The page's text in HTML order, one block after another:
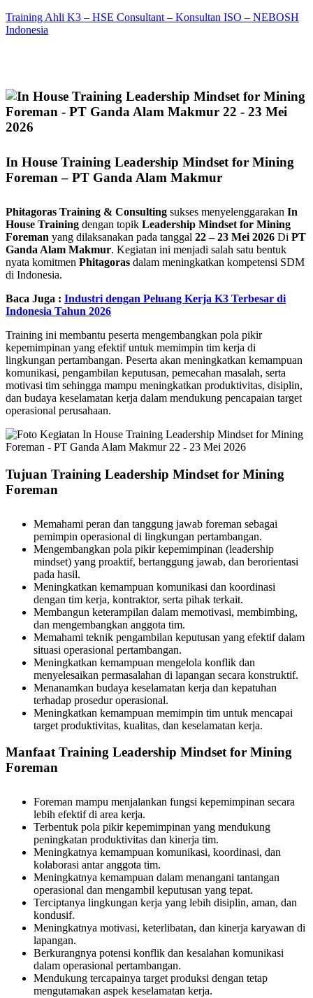
Training Ahli K3 – HSE Consultant – Konsultan ISO – NEBOSH
Indonesia
In House Training Leadership Mindset for Mining
Foreman – PT Ganda Alam Makmur
Phitagoras Training & Consulting sukses menyelenggarakan In
House Training dengan topik Leadership Mindset for Mining
Foreman yang dilaksanakan pada tanggal 22 – 23 Mei 2026 Di PT
Ganda Alam Makmur. Kegiatan ini menjadi salah satu bentuk
nyata komitmen Phitagoras dalam meningkatkan kompetensi SDM
di Indonesia.
Baca Juga : Industri dengan Peluang Kerja K3 Terbesar di
Indonesia Tahun 2026
Training ini membantu peserta mengembangkan pola pikir
kepemimpinan yang efektif untuk memimpin tim kerja di
lingkungan pertambangan. Peserta akan meningkatkan kemampuan
komunikasi, pengambilan keputusan, pemecahan masalah, serta
motivasi tim sehingga mampu meningkatkan produktivitas, disiplin,
dan budaya keselamatan kerja dalam mendukung pencapaian target
operasional perusahaan.
Tujuan Training Leadership Mindset for Mining
Foreman
Memahami peran dan tanggung jawab foreman sebagai
pemimpin operasional di lingkungan pertambangan.
Mengembangkan pola pikir kepemimpinan (leadership
mindset) yang proaktif, bertanggung jawab, dan berorientasi
pada hasil.
Meningkatkan kemampuan komunikasi dan koordinasi
dengan tim kerja, kontraktor, serta pihak terkait.
Membangun keterampilan dalam memotivasi, membimbing,
dan mengembangkan anggota tim.
Memahami teknik pengambilan keputusan yang efektif dalam
situasi operasional pertambangan.
Meningkatkan kemampuan mengelola konflik dan
menyelesaikan permasalahan di lapangan secara konstruktif.
Menanamkan budaya keselamatan kerja dan kepatuhan
terhadap prosedur operasional.
Meningkatkan kemampuan memimpin tim untuk mencapai
target produktivitas, kualitas, dan keselamatan kerja.
Manfaat Training Leadership Mindset for Mining
Foreman
Foreman mampu menjalankan fungsi kepemimpinan secara
lebih efektif di area kerja.
Terbentuk pola pikir kepemimpinan yang mendukung
peningkatan produktivitas dan kinerja tim.
Meningkatnya kemampuan komunikasi, koordinasi, dan
kolaborasi antar anggota tim.
Meningkatnya kemampuan dalam menangani tantangan
operasional dan mengambil keputusan yang tepat.
Terciptanya lingkungan kerja yang lebih disiplin, aman, dan
kondusif.
Meningkatnya motivasi, keterlibatan, dan kinerja karyawan di
lapangan.
Berkurangnya potensi konflik dan kesalahan komunikasi
dalam operasional pertambangan.
Mendukung tercapainya target produksi dengan tetap
mengutamakan aspek keselamatan kerja.